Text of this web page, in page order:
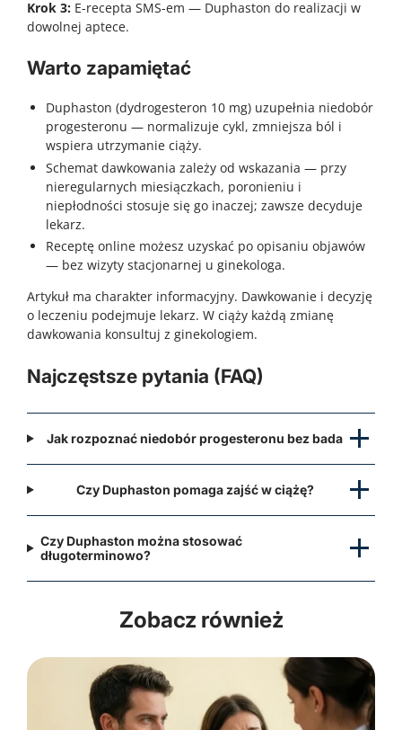
Krok 3: E-recepta SMS-em — Duphaston do realizacji w
dowolnej aptece.
Warto zapamiętać
Duphaston (dydrogesteron 10 mg) uzupełnia niedobór
progesteronu — normalizuje cykl, zmniejsza ból i
wspiera utrzymanie ciąży.
Schemat dawkowania zależy od wskazania — przy
nieregularnych miesiączkach, poronieniu i
niepłodności stosuje się go inaczej; zawsze decyduje
lekarz.
Receptę online możesz uzyskać po opisaniu objawów
— bez wizyty stacjonarnej u ginekologa.
Artykuł ma charakter informacyjny. Dawkowanie i decyzję
o leczeniu podejmuje lekarz. W ciąży każdą zmianę
dawkowania konsultuj z ginekologiem.
Najczęstsze pytania (FAQ)
Jak rozpoznać niedobór progesteronu bez bada
Czy Duphaston pomaga zajść w ciążę?
Czy Duphaston można stosować
długoterminowo?
Zobacz również